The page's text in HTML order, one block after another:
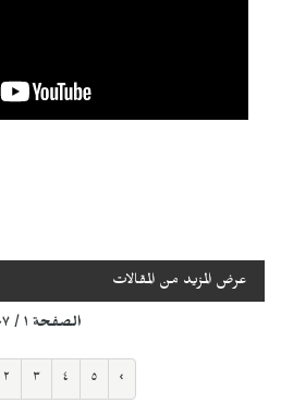
عرض المزيد من المقالات
الصفحة ١ / ١٠٧
٢ ٣ ٤ ٥ ›